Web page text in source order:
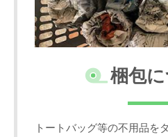
梱包
トートバッグ等の不用品を